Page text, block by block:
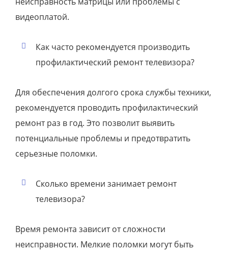
видеоплатой.
Как часто рекомендуется производить
профилактический ремонт телевизора?
Для обеспечения долгого срока службы техники,
рекомендуется проводить профилактический
ремонт раз в год. Это позволит выявить
потенциальные проблемы и предотвратить
серьезные поломки.
Сколько времени занимает ремонт
телевизора?
Время ремонта зависит от сложности
неисправности. Мелкие поломки могут быть